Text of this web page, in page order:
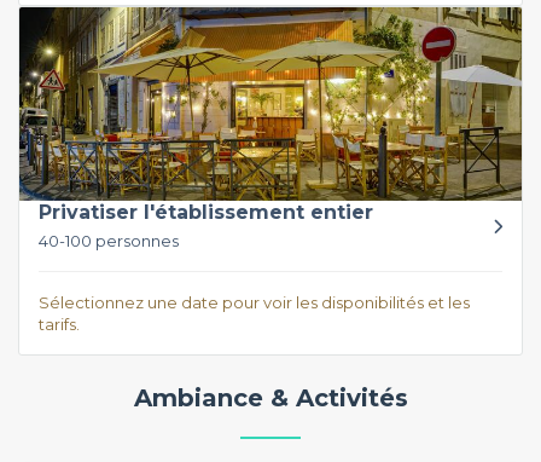
Privatiser l'établissement entier
40-100 personnes
Sélectionnez une date pour voir les disponibilités et les
tarifs.
Ambiance & Activités